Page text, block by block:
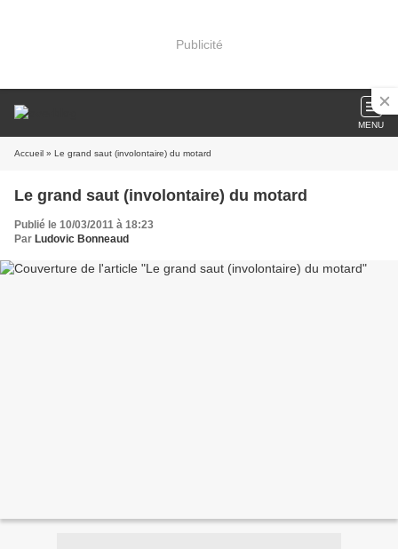
Publicité
MENU
Accueil » Le grand saut (involontaire) du motard
Le grand saut (involontaire) du motard
Publié le 10/03/2011 à 18:23
Par Ludovic Bonneaud